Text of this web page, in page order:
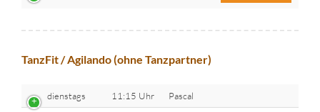
TanzFit / Agilando (ohne Tanzpartner)
dienstags 11:15 Uhr Pascal